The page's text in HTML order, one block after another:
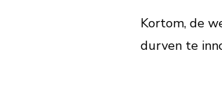
Kortom, de
durven te